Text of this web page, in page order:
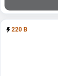
220 В